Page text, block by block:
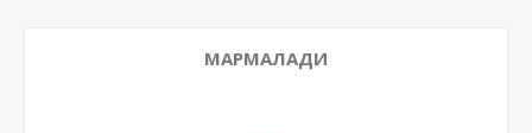
МАРМАЛАДИ